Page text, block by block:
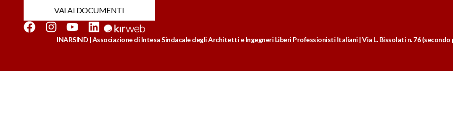
VAI AI DOCUMENTI
INARSIND | Associazione di Intesa Sindacale degli Architetti e Ingegneri Liberi Professionisti Italiani | Via L. Bissolati n. 76 (secondo